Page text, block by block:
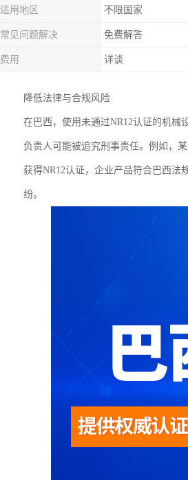
适用地区 不限国家
常见问题解决 免费解答
费用 详谈
降低法律与合规风险
在巴西，使用未通过NR12认证的机械
负责人可能被追究刑事责任。例如，
获得NR12认证，企业产品符合巴西法
纷。